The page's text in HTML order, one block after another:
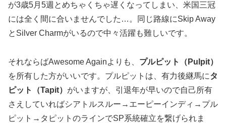
が3歳5月5週とめちゃくちゃ遅くなってしまい、米国三冠
には全く間に合いませんでした…。同じ路線にSkip Away
とSilver Charmがいるので中々活躍も難しいです。
それならばAwesome Againよりも、 プルピット（Pulpit）
を所有した方がいいです。プルピットは、有力後継馬にタ
ピット（Tapit） がいますが、引退年が早いので自己所有
さえしていればシアトルスルー→エーピーインディ→プル
ピット→タピットのラインでSP系統確立を繋げられま